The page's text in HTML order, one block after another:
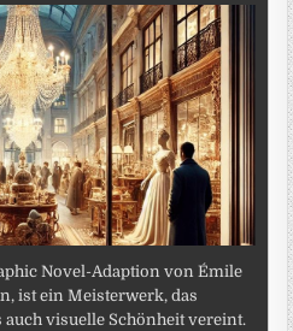
Novel-Adaption von Émile
ist ein Meisterwerk, das
visuelle Schönheit vereint.